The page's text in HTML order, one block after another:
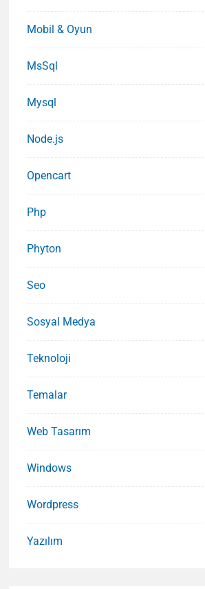
Mobil & Oyun
MsSql
Mysql
Node.js
Opencart
Php
Phyton
Seo
Sosyal Medya
Teknoloji
Temalar
Web Tasarım
Windows
Wordpress
Yazılım